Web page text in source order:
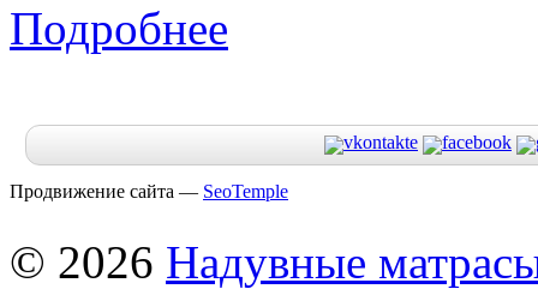
Подробнее
Продвижение сайта — SeoTemple
© 2026 Надувные